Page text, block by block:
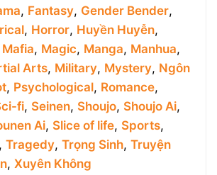
, Fantasy, Gender Bender,
, Horror, Huyền Huyễn,
Mafia, Magic, Manga, Manhua,
Arts, Military, Mystery, Ngôn
, Psychological, Romance,
fi, Seinen, Shoujo, Shoujo Ai,
Ai, Slice of life, Sports,
, Tragedy, Trọng Sinh, Truyện
, Xuyên Không